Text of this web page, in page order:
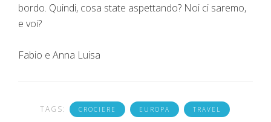
bordo. Quindi, cosa state aspettando? Noi ci saremo,
e voi?
Fabio e Anna Luisa
TAGS: CROCIERE EUROPA TRAVEL